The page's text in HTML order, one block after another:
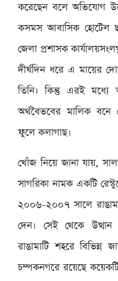
করেছেন বলে অভিযোগ
কসমস আবাসিক হোটেল
জেলা প্রশাসক
দীর্ঘদিন ধরে এ মায়ের
তিনি। কিন্তু এরই
অর্থবৈভবের মালিক বনে
ফুলে কলাগাছ।
খোঁজ নিয়ে জানা যায়,
সাগরিকা নামক একটি
২০০৬-২০০৭ সালে
দেন। সেই থেকে উত্থান
রাঙামাটি শহরে
চম্পকনগরে রয়েছে